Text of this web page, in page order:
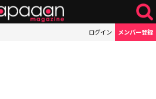
ログイン メンバー登録